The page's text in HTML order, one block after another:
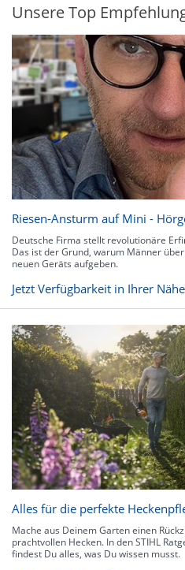
Unsere Top
Riesen-Ansturm auf Mini -
Deutsche Firma stellt revolutionäre
Das ist der Grund, warum Männer
neuen Geräts aufgeben.
Jetzt Verfügbarkeit in Ihrer
Alles für die perfekte
Mache aus Deinem Garten einen
prachtvollen Hecken. In den STIHL
findest Du alles, was Du wissen musst.